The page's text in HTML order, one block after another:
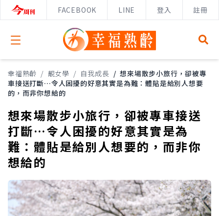
FACEBOOK LINE 登入 註冊
Open menu
幸福熟齡 / 靚女學 / 自我成長 / 想來場散步小旅行，卻被專
車接送打斷…令人困擾的好意其實是為難：體貼是給別人想要
的，而非你想給的
想來場散步小旅行，卻被專車接送
打斷…令人困擾的好意其實是為
難：體貼是給別人想要的，而非你
想給的